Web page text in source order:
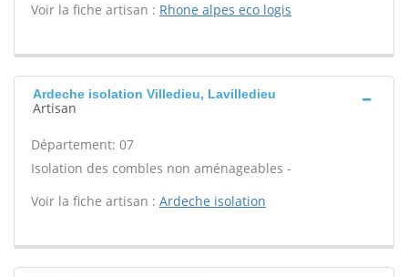
Voir la fiche artisan : Rhone alpes eco logis
Ardeche isolation Villedieu, Lavilledieu
Artisan
Département: 07
Isolation des combles non aménageables -
Voir la fiche artisan : Ardeche isolation